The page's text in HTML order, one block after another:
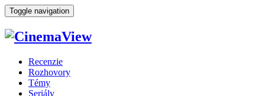
Toggle navigation
Recenzie
Rozhovory
Témy
Seriály